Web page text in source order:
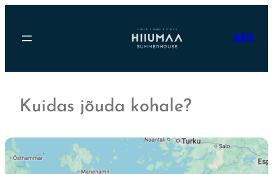
juurde
GER
Kuidas jõuda kohale?